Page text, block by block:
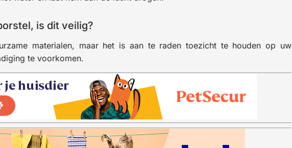
is dit veilig?
materialen, maar het is aan te raden toezicht te houden op uw
te voorkomen.